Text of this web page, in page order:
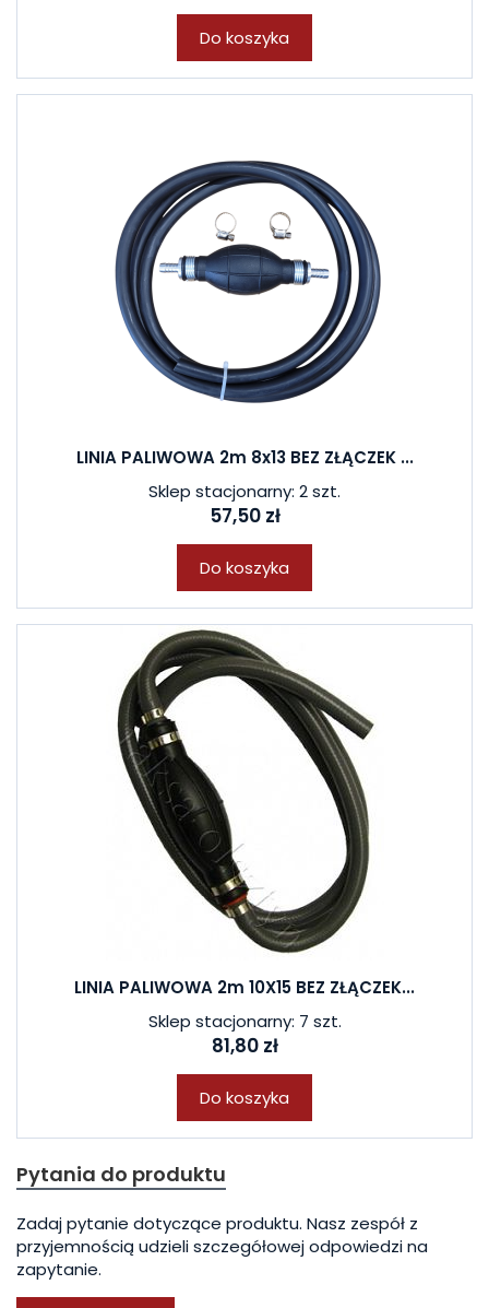
Do koszyka
LINIA PALIWOWA 2m 8x13 BEZ ZŁĄCZEK ...
Sklep stacjonarny: 2 szt.
57,50 zł
Do koszyka
LINIA PALIWOWA 2m 10X15 BEZ ZŁĄCZEK...
Sklep stacjonarny: 7 szt.
81,80 zł
Do koszyka
Pytania do produktu
Zadaj pytanie dotyczące produktu. Nasz zespół z
przyjemnością udzieli szczegółowej odpowiedzi na
zapytanie.